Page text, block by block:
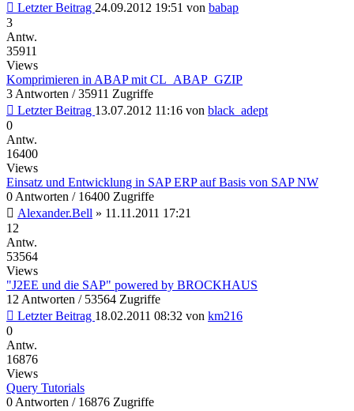
Letzter Beitrag 24.09.2012 19:51 von babap
3
Antw.
35911
Views
Komprimieren in ABAP mit CL_ABAP_GZIP
3 Antworten / 35911 Zugriffe
Letzter Beitrag 13.07.2012 11:16 von black_adept
0
Antw.
16400
Views
Einsatz und Entwicklung in SAP ERP auf Basis von SAP NW
0 Antworten / 16400 Zugriffe
Alexander.Bell » 11.11.2011 17:21
12
Antw.
53564
Views
"J2EE und die SAP" powered by BROCKHAUS
12 Antworten / 53564 Zugriffe
Letzter Beitrag 18.02.2011 08:32 von km216
0
Antw.
16876
Views
Query Tutorials
0 Antworten / 16876 Zugriffe